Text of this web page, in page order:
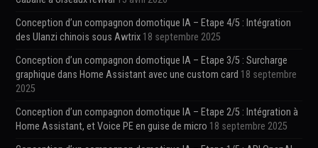
Conception d’un compagnon domotique IA – Etape 4/5 : Intégration
des Ulanzi chinois sous Awtrix 18 septembre 2025
Conception d’un compagnon domotique IA – Etape 3/5 : Surcharge
graphique dans Home Assistant avec une custom card 18 septembre
2025
Conception d’un compagnon domotique IA – Etape 2/5 : Intégration à
Home Assistant, et Voice PE en guise de micro 18 septembre 2025